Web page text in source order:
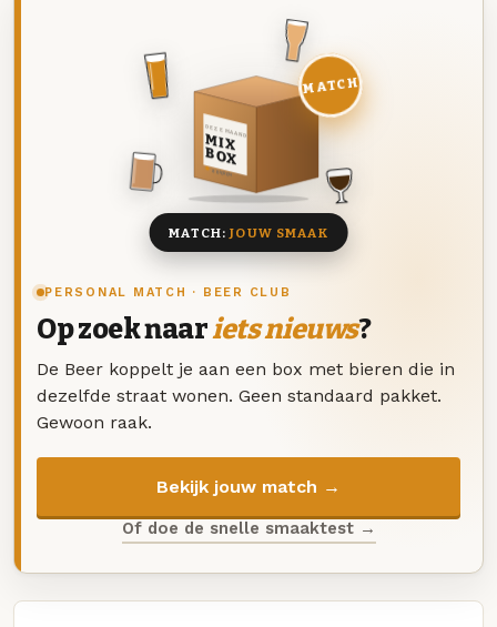
PERSONAL MATCH · BEER CLUB
Op zoek naariets nieuws?
De Beer koppelt je aan een box met bieren die in
dezelfde straat wonen. Geen standaard pakket.
Gewoon raak.
Bekijk jouw match →
Of doe de snelle smaaktest →
DEZE MAAND
MIX
BOX
8 BIEREN
MATCH
MATCH:JOUW SMAAK